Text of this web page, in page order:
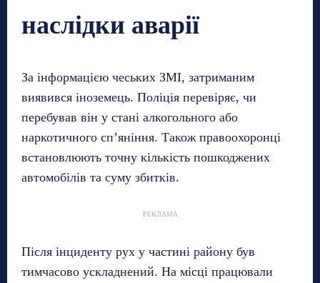
наслідки аварії
За інформацією чеських ЗМІ, затриманим
виявився іноземець. Поліція перевіряє, чи
перебував він у стані алкогольного або
наркотичного сп’яніння. Також правоохоронці
встановлюють точну кількість пошкоджених
автомобілів та суму збитків.
РЕКЛАМА
Після інциденту рух у частині району був
тимчасово ускладнений. На місці працювали